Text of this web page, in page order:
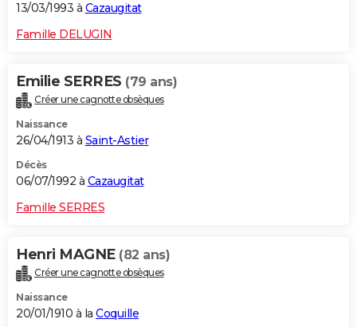
13/03/1993 à Cazaugitat
Famille DELUGIN
Emilie SERRES (79 ans)
Créer une cagnotte obsèques
Naissance
26/04/1913 à Saint-Astier
Décès
06/07/1992 à Cazaugitat
Famille SERRES
Henri MAGNE (82 ans)
Créer une cagnotte obsèques
Naissance
20/01/1910 à la Coquille